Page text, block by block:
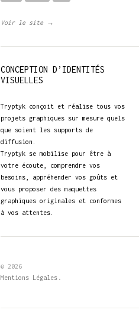
Voir le site →
CONCEPTION D’IDENTITÉS
VISUELLES
Tryptyk conçoit et réalise tous vos
projets graphiques sur mesure quels
que soient les supports de
diffusion.
Tryptyk se mobilise pour être à
votre écoute, comprendre vos
besoins, appréhender vos goûts et
vous proposer des maquettes
graphiques originales et conformes
à vos attentes.
© 2026
Mentions Légales .